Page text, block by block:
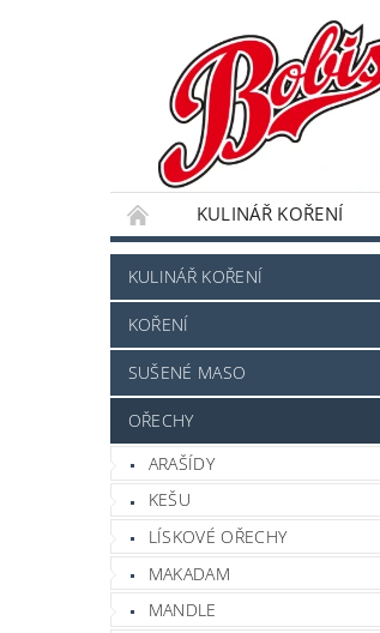
KULINÁŘ KOŘENÍ
DRAŽOVANÉ OVOCE A
KULINÁŘ KOŘENÍ
KOŘENÍ
SUŠENÉ MASO
OŘECHY
ARAŠÍDY
KEŠU
LÍSKOVÉ OŘECHY
MAKADAM
MANDLE